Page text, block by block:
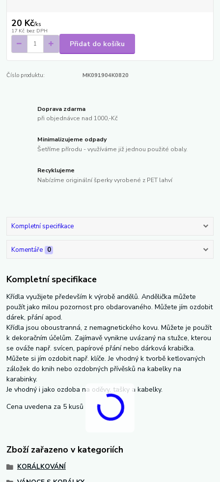
20 Kč/ks
17 Kč bez DPH
Přidat do košíku
Číslo produktu: MK091904K0820
Doprava zdarma
při objednávce nad 1000,-Kč
Minimalizujeme odpady
Šetříme přírodu - využíváme již jednou použité obaly.
Recyklujeme
Nabízíme originální šperky vyrobené z PET lahví
Kompletní specifikace
Komentáře 0
Kompletní specifikace
Křídla využijete především k výrobě andělů. Andělička můžete
použít jako milou pozornost pro obdarovaného. Můžete jím ozdobit
dárek, přání apod.
Křídla jsou oboustranná, z nemagnetického kovu. Můžete je použít
k dekoračním účelům. Zajímavě vynikne uvázaný na stužce, kterou
se ováže např. svícen, papírové přání nebo dárková krabička.
Můžete si jím ozdobit např. klíče. Je vhodný k tvorbě ketlovaných
záložek do knih nebo ozdobných přívěsků na kabelky na
karabinky.
Je vhodný i jako ozdoba na oděvy, tašky a kabelky.
Cena uvedena za 5 kusů
Zboží zařazeno v kategoriích
KORÁLKOVÁNÍ